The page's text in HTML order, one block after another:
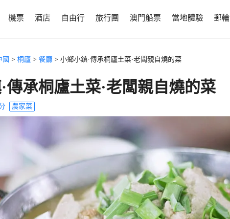
機票 酒店 自由行 旅行團 澳門船票 當地體驗 郵輪
國 > 桐廬 > 餐廳 > 小鄉小鎮·傳承桐廬土菜·老闆親自燒的菜
傳承桐廬土菜·老闆親自燒的菜
農家菜